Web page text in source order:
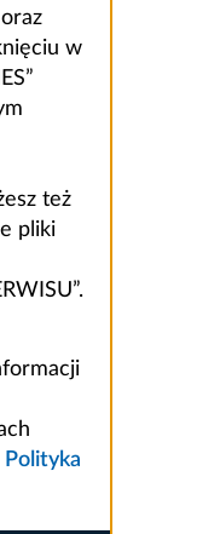
w
też
pliki
Polityka